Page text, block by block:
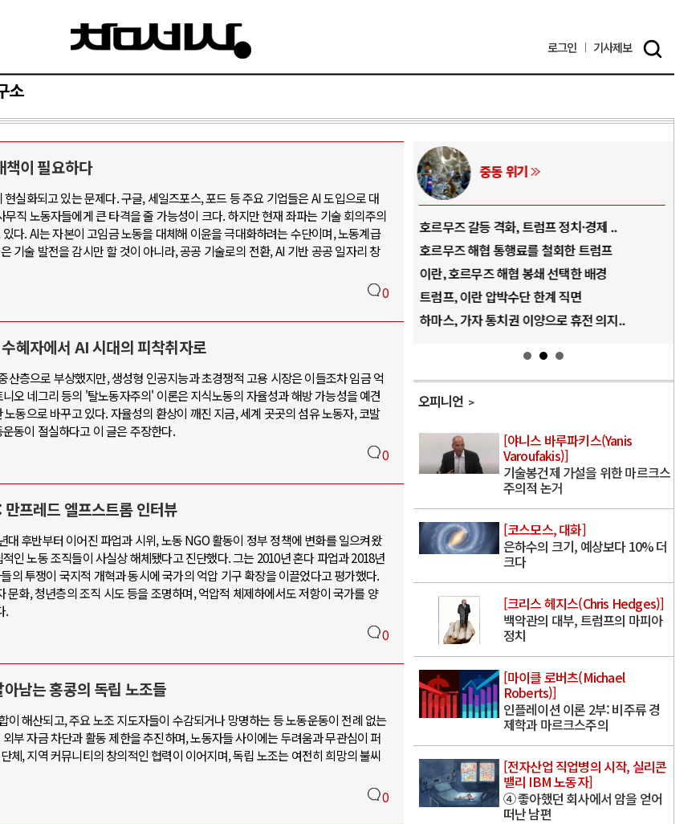
로그인 기사제보
소
책이 필요하다
실화되고 있는 문제다. 구글, 세일즈포스, 포드 등 주요 기업들은 AI 도입으로 대
직 노동자들에게 큰 타격을 줄 가능성이 크다. 하지만 현재 좌파는 기술 회의주의
다. AI는 자본이 고임금 노동을 대체해 이윤을 극대화하려는 수단이며, 노동계급
기술 발전을 감시만 할 것이 아니라, 공공 기술로의 전환, AI 기반 공공 일자리 창
0
혜자에서 AI 시대의 피착취자로
층으로 부상했지만, 생성형 인공지능과 초경쟁적 고용 시장은 이들조차 임금 억
오 네그리 등의 '탈노동자주의' 이론은 지식노동의 자율성과 해방 가능성을 예견
동으로 바꾸고 있다. 자율성의 환상이 깨진 지금, 세계 곳곳의 섬유 노동자, 코발
동이 절실하다고 이 글은 주장한다.
0
프레드 엘프스트롬 인터뷰
후반부터 이어진 파업과 시위, 노동 NGO 활동이 정부 정책에 변화를 일으켜왔
인 노동 조직들이 사실상 해체됐다고 진단했다. 그는 2010년 혼다 파업과 2018년
의 투쟁이 국지적 개혁과 동시에 국가의 억압 기구 확장을 이끌었다고 평가했다.
화, 청년층의 조직 시도 등을 조명하며, 억압적 체제하에서도 저항이 국가를 양
.
0
남는 홍콩의 독립 노조들
해산되고, 주요 노조 지도자들이 수감되거나 망명하는 등 노동운동이 전례 없는
부 자금 차단과 활동 제한을 추진하며, 노동자들 사이에는 두려움과 무관심이 퍼
체, 지역 커뮤니티의 창의적인 협력이 이어지며, 독립 노조는 여전히 희망의 불씨
0
로벌 토큰 시..
미국 진보진영 ..
은 새로운 글로..
이터센터 확산..
주의를 잠식하고 ..
전쟁의 추상화: 우크라이나, 대리전의 역..
EU·우크라이나 드론 협력 직후, 러시아..
러·우크라, 대규모 공습 주고받아…민간 ..
중동 위기
호르무즈 갈등 격화, 트럼프 정치·경제 ..
호르무즈 해협 통행료를 철회한 트럼프
이란, 호르무즈 해협 봉쇄 선택한 배경
트럼프, 이란 압박수단 한계 직면
하마스, 가자 통치권 이양으로 휴전 의지..
오피니언
[야니스 바루파키스(Yanis
Varoufakis)]
기술봉건제 가설을 위한 마르크스
주의적 논거
[코스모스, 대화]
은하수의 크기, 예상보다 10% 더
크다
[크리스 헤지스(Chris Hedges)]
백악관의 대부, 트럼프의 마피아
정치
[마이클 로버츠(Michael
Roberts)]
인플레이션 이론 2부: 비주류 경
제학과 마르크스주의
[전자산업 직업병의 시작, 실리콘
밸리 IBM 노동자]
④ 좋아했던 회사에서 암을 얻어
떠난 남편